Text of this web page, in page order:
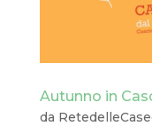
Autunno in
da